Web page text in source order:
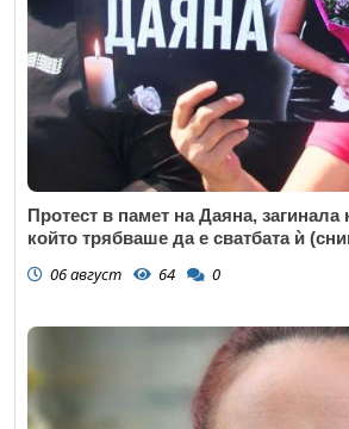
Протест в памет на Даяна, загинала
който трябваше да е сватбата ѝ
06 август 64 0